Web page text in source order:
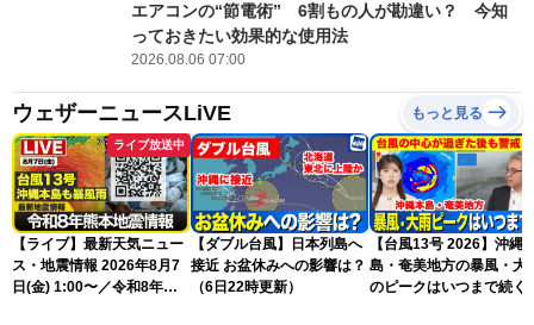
エアコンの“節電術” 6割もの人が勘違い？ 今知
っておきたい効果的な使用法
2026.08.06 07:00
ウェザーニュースLiVE もっと見る
ライブ放送中
【ライブ】最新天気ニュー
ス・地震情報 2026年8月7
日(金) 1:00〜／令和8年熊
【ダブル台風】日本列島へ
接近 お盆休みへの影響は？
（6日22時更新）
【台風13号 2026】沖縄
島・奄美地方の暴風・大
のピークはいつまで続く